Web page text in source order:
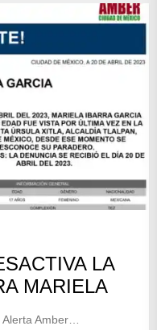
LA
MARIELA
Amber…